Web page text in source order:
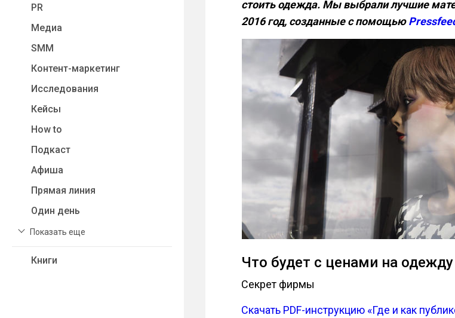
PR
Медиа
SMM
Контент-маркетинг
Исследования
Кейсы
How to
Подкаст
Афиша
Прямая линия
Один день
Показать еще
Книги
стоить одежда. Мы выбрали лучшие
2016 год, созданные с помощью
Что будет с ценами на
Секрет фирмы
Скачать PDF-инструкцию «Где и как